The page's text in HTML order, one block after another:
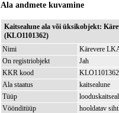
Ala andmete kuvamine
Kaitsealune ala või üksikobjekt:
(KLO1101362)
Nimi
Kärevere
On registriobjekt
Jah
KKR kood
KLO1101362
Ala staatus
kaitsealune
Tüüp
Vöönditüüp
hooldatav